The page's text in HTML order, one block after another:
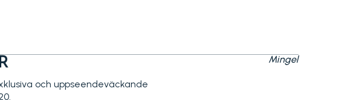
Mingel
och uppseendeväckande